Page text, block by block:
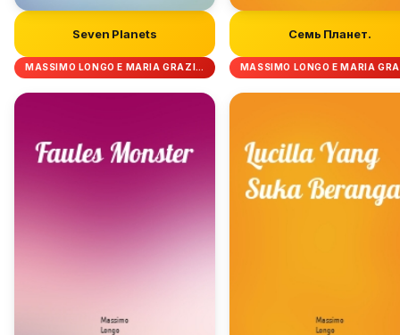
Seven Planets
MASSIMO LONGO E MARIA GRAZI…
Семь Планет.
MASSIMO LONGO E MARIA